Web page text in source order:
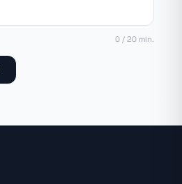
0 / 20 min.